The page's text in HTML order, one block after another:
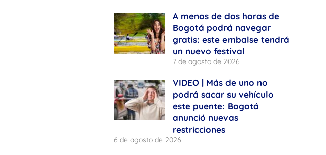
A menos de dos horas de
Bogotá podrá navegar
gratis: este embalse tendrá
un nuevo festival
7 de agosto de 2026
VIDEO | Más de uno no
podrá sacar su vehículo
este puente: Bogotá
anunció nuevas
restricciones
6 de agosto de 2026